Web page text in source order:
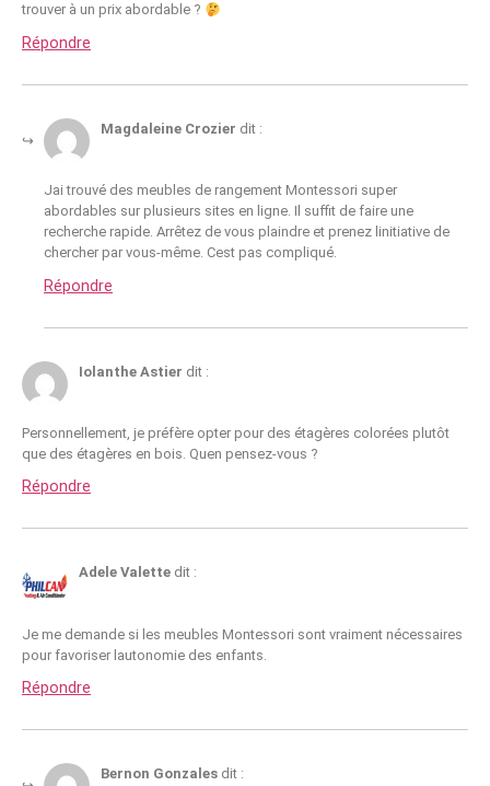
trouver à un prix abordable ?
Répondre
Magdaleine Crozier dit :
Jai trouvé des meubles de rangement Montessori super
abordables sur plusieurs sites en ligne. Il suffit de faire une
recherche rapide. Arrêtez de vous plaindre et prenez linitiative de
chercher par vous-même. Cest pas compliqué.
Répondre
Iolanthe Astier dit :
Personnellement, je préfère opter pour des étagères colorées plutôt
que des étagères en bois. Quen pensez-vous ?
Répondre
Adele Valette dit :
Je me demande si les meubles Montessori sont vraiment nécessaires
pour favoriser lautonomie des enfants.
Répondre
Bernon Gonzales dit :